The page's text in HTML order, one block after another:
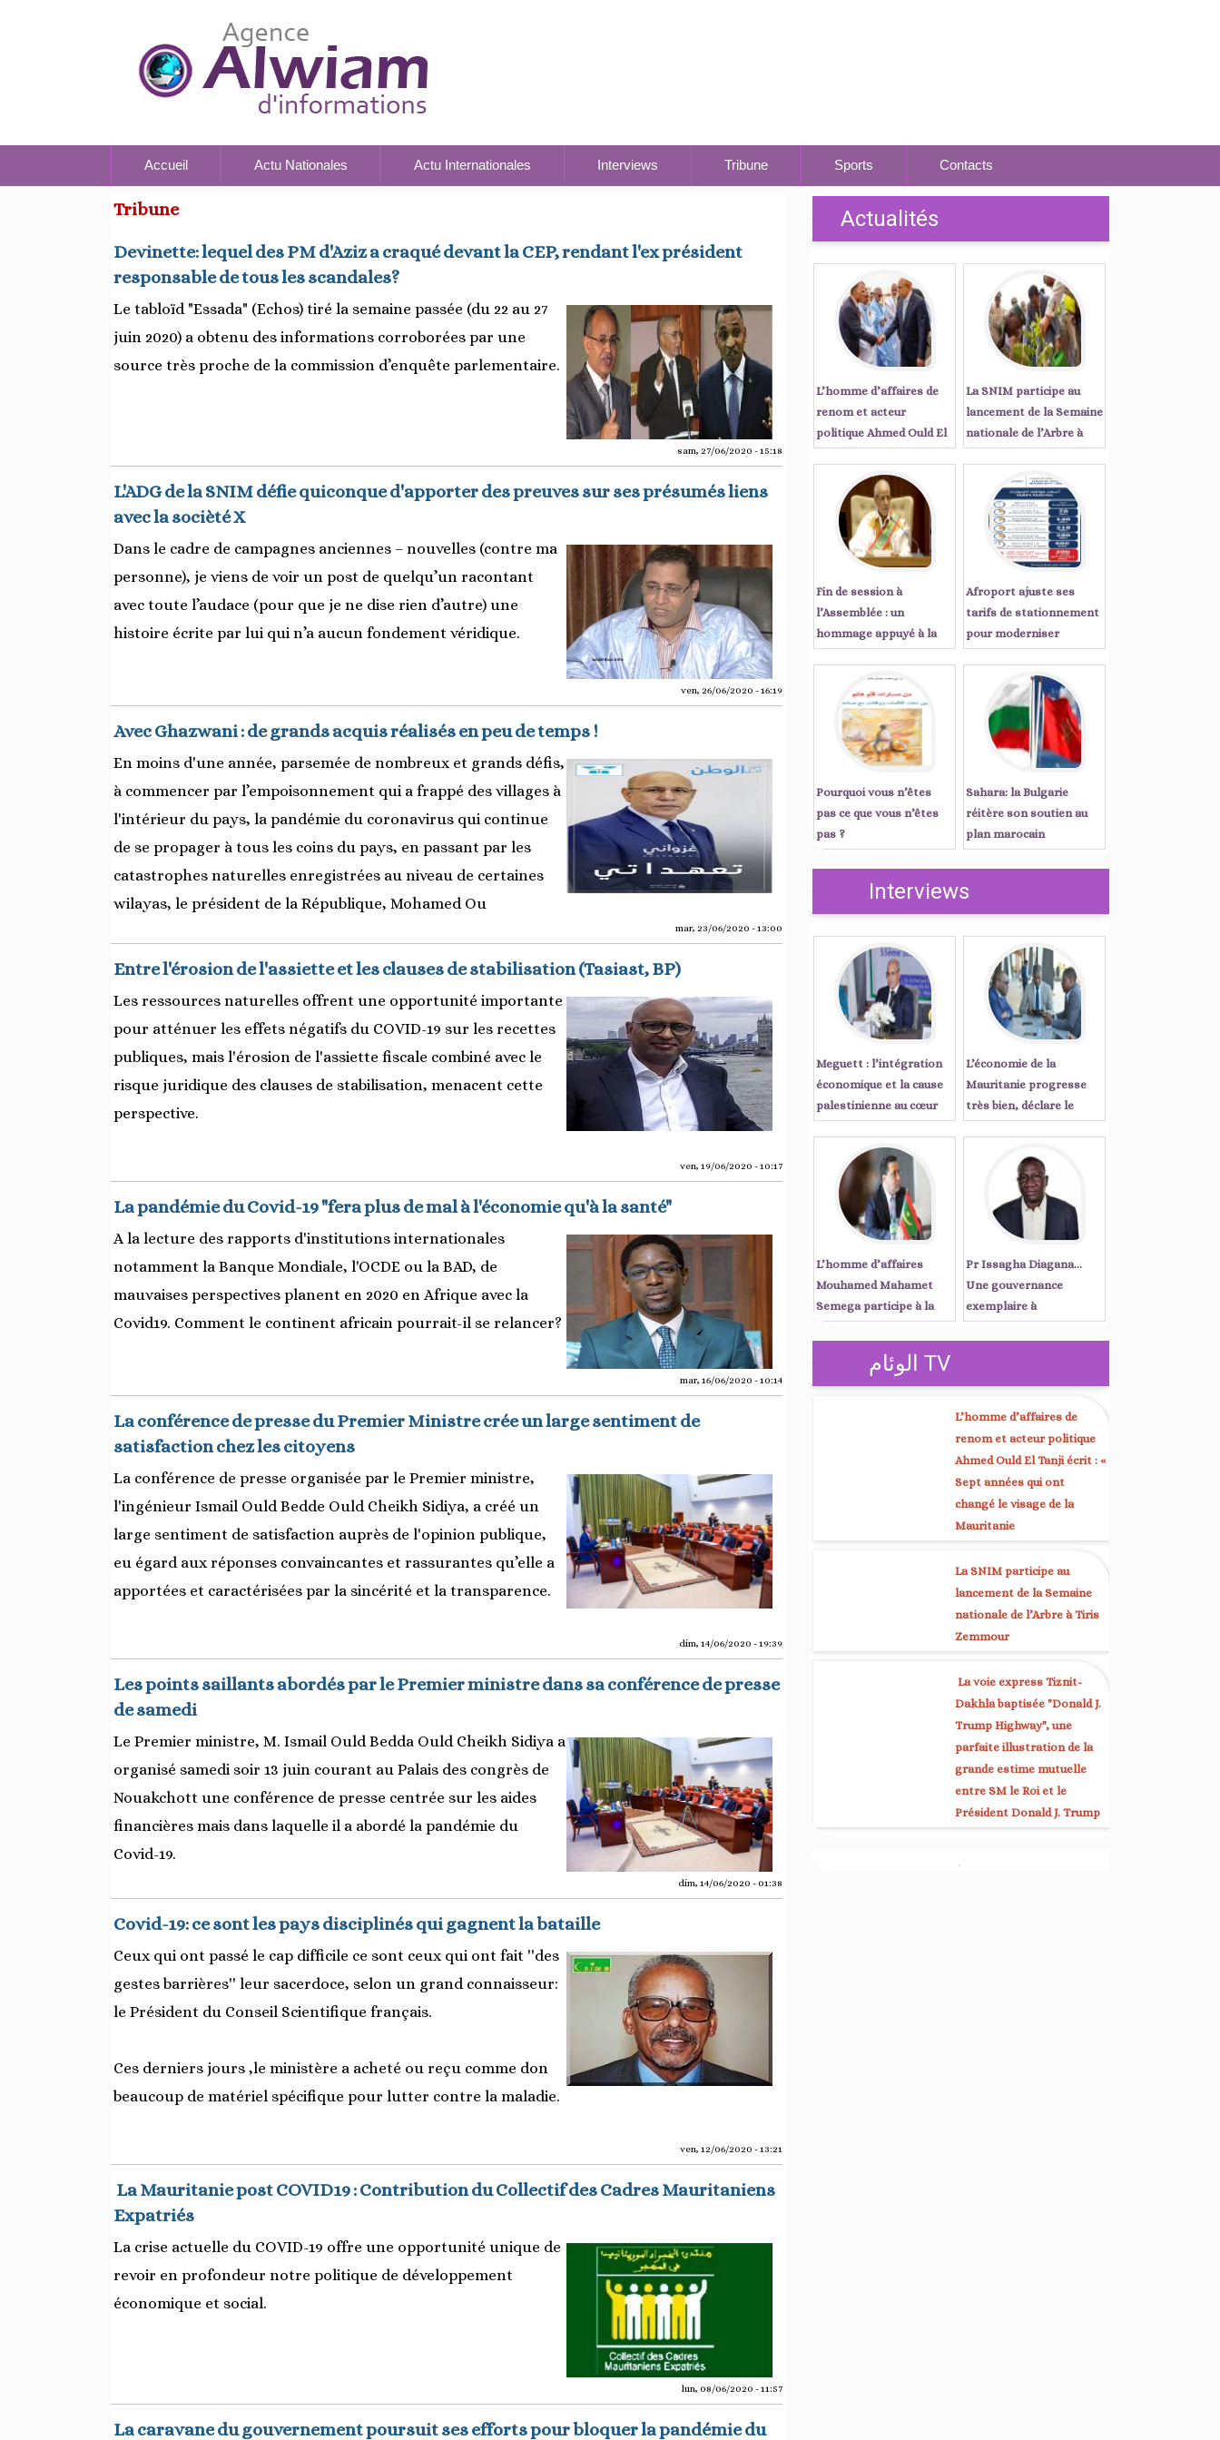
Accueil Actu Nationales Actu Internationales Interviews Tribune Sports Contacts
Tribune
Devinette: lequel des PM d'Aziz a craqué devant la CEP, rendant l'ex président
responsable de tous les scandales?
Le tabloïd "Essada" (Echos) tiré la semaine passée (du 22 au 27
juin 2020) a obtenu des informations corroborées par une
source très proche de la commission d’enquête parlementaire.
sam, 27/06/2020 - 15:18
L'ADG de la SNIM défie quiconque d'apporter des preuves sur ses présumés liens
avec la socièté X
Dans le cadre de campagnes anciennes – nouvelles (contre ma
personne), je viens de voir un post de quelqu’un racontant
avec toute l’audace (pour que je ne dise rien d’autre) une
histoire écrite par lui qui n’a aucun fondement véridique.
ven, 26/06/2020 - 16:19
Avec Ghazwani : de grands acquis réalisés en peu de temps !
En moins d'une année, parsemée de nombreux et grands défis,
à commencer par l’empoisonnement qui a frappé des villages à
l'intérieur du pays, la pandémie du coronavirus qui continue
de se propager à tous les coins du pays, en passant par les
catastrophes naturelles enregistrées au niveau de certaines
wilayas, le président de la République, Mohamed Ou
mar, 23/06/2020 - 13:00
Entre l'érosion de l'assiette et les clauses de stabilisation (Tasiast, BP)
Les ressources naturelles offrent une opportunité importante
pour atténuer les effets négatifs du COVID-19 sur les recettes
publiques, mais l'érosion de l'assiette fiscale combiné avec le
risque juridique des clauses de stabilisation, menacent cette
perspective.
ven, 19/06/2020 - 10:17
La pandémie du Covid-19 "fera plus de mal à l'économie qu'à la santé"
A la lecture des rapports d'institutions internationales
notamment la Banque Mondiale, l'OCDE ou la BAD, de
mauvaises perspectives planent en 2020 en Afrique avec la
Covid19. Comment le continent africain pourrait-il se relancer?
mar, 16/06/2020 - 10:14
La conférence de presse du Premier Ministre crée un large sentiment de
satisfaction chez les citoyens
La conférence de presse organisée par le Premier ministre,
l'ingénieur Ismail Ould Bedde Ould Cheikh Sidiya, a créé un
large sentiment de satisfaction auprès de l'opinion publique,
eu égard aux réponses convaincantes et rassurantes qu’elle a
apportées et caractérisées par la sincérité et la transparence.
dim, 14/06/2020 - 19:39
Les points saillants abordés par le Premier ministre dans sa conférence de presse
de samedi
Le Premier ministre, M. Ismail Ould Bedda Ould Cheikh Sidiya a
organisé samedi soir 13 juin courant au Palais des congrès de
Nouakchott une conférence de presse centrée sur les aides
financières mais dans laquelle il a abordé la pandémie du
Covid-19.
dim, 14/06/2020 - 01:38
Covid-19: ce sont les pays disciplinés qui gagnent la bataille
Ceux qui ont passé le cap difficile ce sont ceux qui ont fait ''des
gestes barrières'' leur sacerdoce, selon un grand connaisseur:
le Président du Conseil Scientifique français.
Ces derniers jours ,le ministère a acheté ou reçu comme don
beaucoup de matériel spécifique pour lutter contre la maladie.
ven, 12/06/2020 - 13:21
La Mauritanie post COVID19 : Contribution du Collectif des Cadres Mauritaniens
Expatriés
La crise actuelle du COVID-19 offre une opportunité unique de
revoir en profondeur notre politique de développement
économique et social.
lun, 08/06/2020 - 11:57
La caravane du gouvernement poursuit ses efforts pour bloquer la pandémie du
Actualités
L’homme d’affaires de
renom et acteur
politique Ahmed Ould El
années qui ont changé le
visage de la Mauritanie
La SNIM participe au
lancement de la Semaine
nationale de l’Arbre à
Fin de session à
l’Assemblée : un
hommage appuyé à la
Afroport ajuste ses
tarifs de stationnement
pour moderniser
Nouakchott
Pourquoi vous n’êtes
pas ce que vous n’êtes
pas ?
Sahara: la Bulgarie
réitère son soutien au
plan marocain
Interviews
Meguett : l’intégration
économique et la cause
palestinienne au cœur
parlementaire islamique
L’économie de la
Mauritanie progresse
très bien, déclare le
L’homme d’affaires
Mouhamed Mahamet
Semega participe à la
sénégalais, présidée par
les Premiers ministres
Pr Issagha Diagana…
Une gouvernance
exemplaire à
الوئام TV
L’homme d’affaires de
renom et acteur politique
Ahmed Ould El Tanji écrit : «
Sept années qui ont
changé le visage de la
Mauritanie
La SNIM participe au
lancement de la Semaine
nationale de l’Arbre à Tiris
Zemmour
La voie express Tiznit-
Dakhla baptisée "Donald J.
Trump Highway", une
parfaite illustration de la
grande estime mutuelle
entre SM le Roi et le
Président Donald J. Trump